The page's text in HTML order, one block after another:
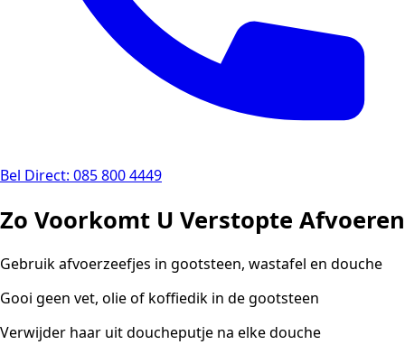
Bel Direct: 085 800 4449
Zo Voorkomt U Verstopte Afvoeren
Gebruik afvoerzeefjes in gootsteen, wastafel en douche
Gooi geen vet, olie of koffiedik in de gootsteen
Verwijder haar uit doucheputje na elke douche